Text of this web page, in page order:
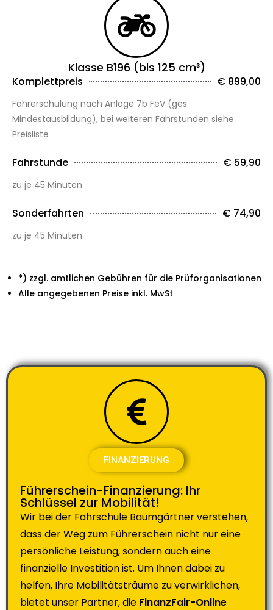
Klasse B196 (bis 125 cm³)
Komplettpreis € 899,00
Fahrerschulung nach Anlage 7b FeV (ges.
Mindestausbildung), bei weiteren Fahrstunden siehe
Preisliste
Fahrstunde € 59,90
zu je 45 Minuten
Sonderfahrten € 74,90
zu je 45 Minuten
*) zzgl. amtlichen Gebühren für die Prüforganisationen
Alle angegebenen Preise inkl. MwSt
FINANZIERUNG
Führerschein-Finanzierung: Ihr
Schlüssel zur Mobilität!
Wir bei der Fahrschule Baumgärtner verstehen,
dass der Weg zum Führerschein nicht nur eine
persönliche Leistung, sondern auch eine
finanzielle Investition ist. Um Ihnen dabei zu
helfen, Ihre Mobilitätsträume zu verwirklichen,
bietet unser Partner, die FinanzFair-Online